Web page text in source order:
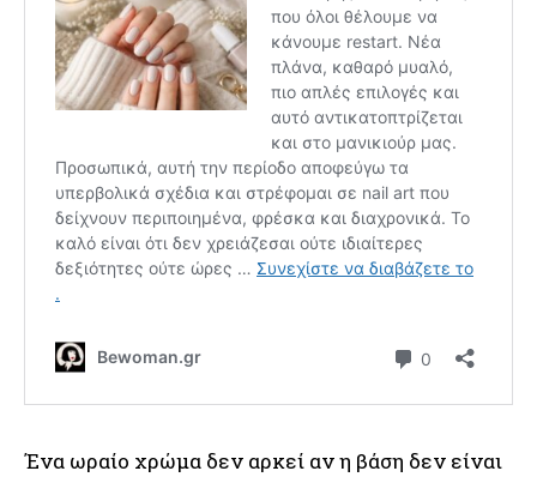
Ένα ωραίο χρώμα δεν αρκεί αν η βάση δεν είναι